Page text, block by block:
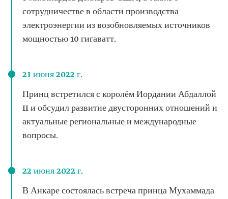
сотрудничестве в области производства
электроэнергии из возобновляемых источников
мощностью 10 гигаватт.
21 июня 2022 г.
Принц встретился с королём Иордании Абдаллой
II и обсудил развитие двусторонних отношений и
актуальные региональные и международные
вопросы.
22 июня 2022 г.
В Анкаре состоялась встреча принца Мухаммада